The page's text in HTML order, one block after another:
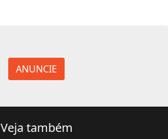
ANUNCIE
Veja também